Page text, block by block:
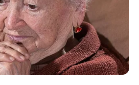
isso, fantasias de sereias
as roupinhas de marinheiro
opção
petiscos, fique atento(a) para